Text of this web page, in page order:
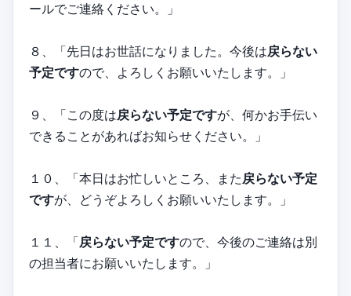
ールでご連絡ください。」
８、「先日はお世話になりました。今後は戻らない
予定ですので、よろしくお願いいたします。」
９、「この度は戻らない予定ですが、何かお手伝い
できることがあればお知らせください。」
１０、「本日はお忙しいところ、また戻らない予定
ですが、どうぞよろしくお願いいたします。」
１１、「戻らない予定ですので、今後のご連絡は別
の担当者にお願いいたします。」